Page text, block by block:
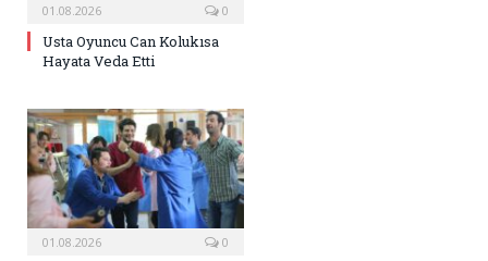
01.08.2026 0
Usta Oyuncu Can Kolukısa
Hayata Veda Etti
01.08.2026 0